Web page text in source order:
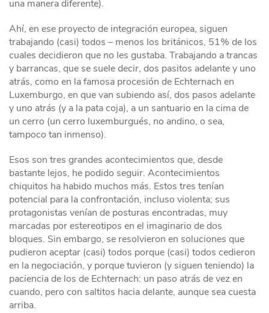
una manera diferente).
Ahí, en ese proyecto de integración europea, siguen
trabajando (casi) todos – menos los británicos, 51% de los
cuales decidieron que no les gustaba. Trabajando a trancas
y barrancas, que se suele decir, dos pasitos adelante y uno
atrás, como en la famosa procesión de Echternach en
Luxemburgo, en que van subiendo así, dos pasos adelante
y uno atrás (y a la pata coja), a un santuario en la cima de
un cerro (un cerro luxemburgués, no andino, o sea,
tampoco tan inmenso).
Esos son tres grandes acontecimientos que, desde
bastante lejos, he podido seguir. Acontecimientos
chiquitos ha habido muchos más. Estos tres tenían
potencial para la confrontación, incluso violenta; sus
protagonistas venían de posturas encontradas, muy
marcadas por estereotipos en el imaginario de dos
bloques. Sin embargo, se resolvieron en soluciones que
pudieron aceptar (casi) todos porque (casi) todos cedieron
en la negociación, y porque tuvieron (y siguen teniendo) la
paciencia de los de Echternach: un paso atrás de vez en
cuando, pero con saltitos hacia delante, aunque sea cuesta
arriba.